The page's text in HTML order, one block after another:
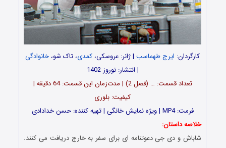
کارگردان: ایرج طهماسب | ژانر: عروسکی، کمدی، تاک شو، خانوادگی
| انتشار: نوروز 1402
تعداد قسمت: … (فصل 2) | مدت‌زمان این قسمت: 64 دقیقه |
کیفیت: بلوری
فرمت: MP4 | ویژه نمایش خانگی | تهیه کننده: حسن خدادادی
خلاصه داستان:
شاباش و دی جی دعوتنامه ای برای سفر به خارج دریافت می کنند.